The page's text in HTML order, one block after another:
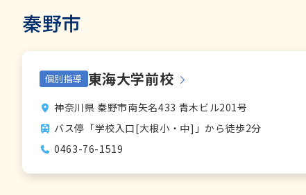
秦野市
個別指導 東海大学前校
神奈川県 秦野市南矢名433 青木ビル201号
バス停「学校入口[大根小・中]」から徒歩2分
0463-76-1519